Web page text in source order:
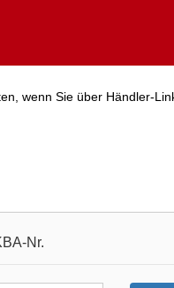
wenn Sie über Händler-
Nr.